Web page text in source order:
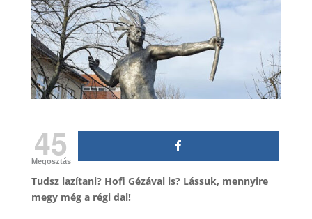
45
Megosztás
Tudsz lazítani? Hofi Gézával is? Lássuk, mennyire
megy még a régi dal!